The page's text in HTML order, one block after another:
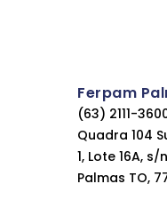
Ferpam
(63) 2111-
Quadra 104
1, Lote 16A,
Palmas TO,